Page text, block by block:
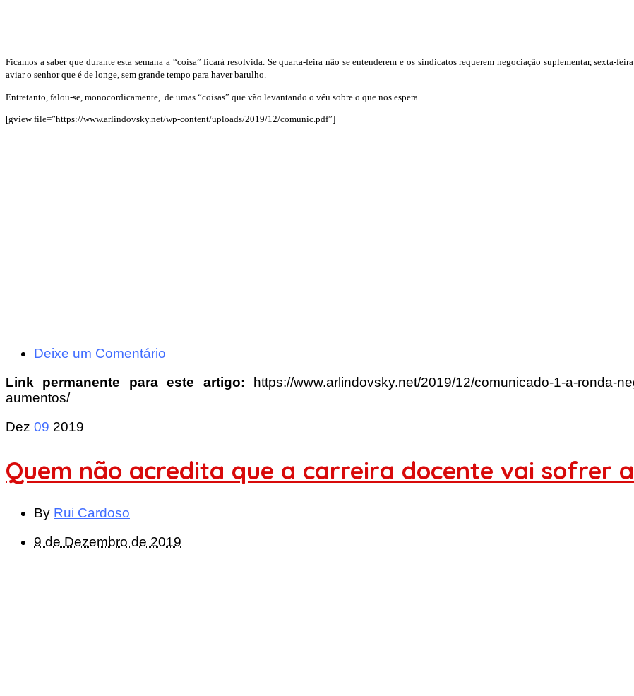
Ficamos a saber que durante esta semana a “coisa” ficará resolvida. Se quarta-feira não se entenderem e os sindicatos requerem negociação suplementar, sexta-
aviar o senhor que é de longe, sem grande tempo para haver barulho.
Entretanto, falou-se, monocordicamente, de umas “coisas” que vão levantando o véu sobre o que nos espera.
[gview file=”https://www.arlindovsky.net/wp-content/uploads/2019/12/comunic.pdf”]
Deixe um Comentário
Link permanente para este artigo:
https://www.arlindovsky.net/2019/12/comunicado-1-a-ronda-
aumentos/
Dez 09 2019
Quem não acredita que a carreira docente vai sofrer
By Rui Cardoso
9 de Dezembro de 2019